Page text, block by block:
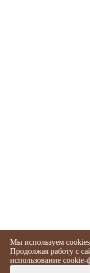
Мы используем
Продолжая работу с
использование cookie-